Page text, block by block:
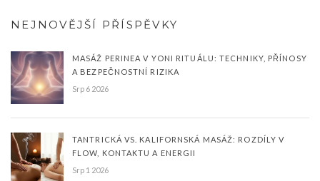
NEJNOVĚJŠÍ PŘÍSPĚVKY
MASÁŽ PERINEA V YONI RITUÁLU: TECHNIKY, PŘÍNOSY
A BEZPEČNOSTNÍ RIZIKA
Srp 6 2026
TANTRICKÁ VS. KALIFORNSKÁ MASÁŽ: ROZDÍLY V
FLOW, KONTAKTU A ENERGII
Srp 1 2026